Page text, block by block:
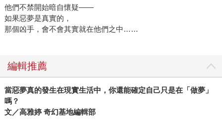
他們不禁開始暗自懷疑——
如果惡夢是真實的，
那個凶手，會不會其實就在他們之中……
編輯推薦
當惡夢真的發生在現實生活中，你還能確定自己只是在「做夢」
嗎？
文／高雅婷 奇幻基地編輯部